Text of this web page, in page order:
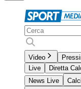
Video
Live
Diretta
News Live